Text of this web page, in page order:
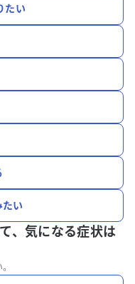
たい
い
、気になる症状は